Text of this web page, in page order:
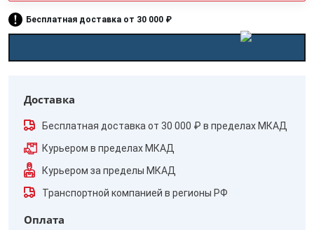
Бесплатная доставка от 30 000 ₽
Доставка
Бесплатная доставка от 30 000 ₽ в пределах МКАД
Курьером в пределах МКАД
Курьером за пределы МКАД
Транспортной компанией в регионы РФ
Оплата